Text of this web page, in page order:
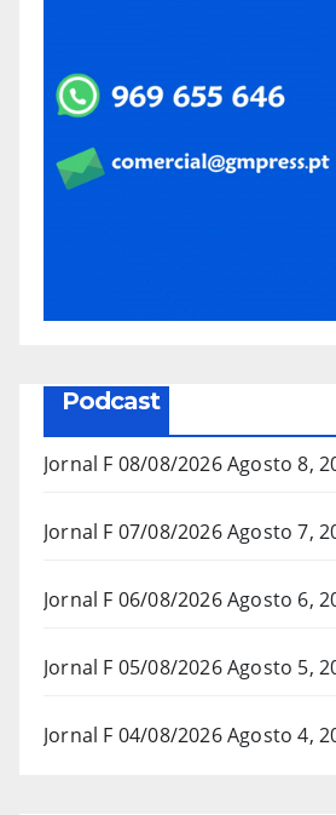
Podcast
Jornal F 08/08/2026Agosto 8,
Jornal F 07/08/2026Agosto 7,
Jornal F 06/08/2026Agosto 6,
Jornal F 05/08/2026Agosto 5,
Jornal F 04/08/2026Agosto 4,